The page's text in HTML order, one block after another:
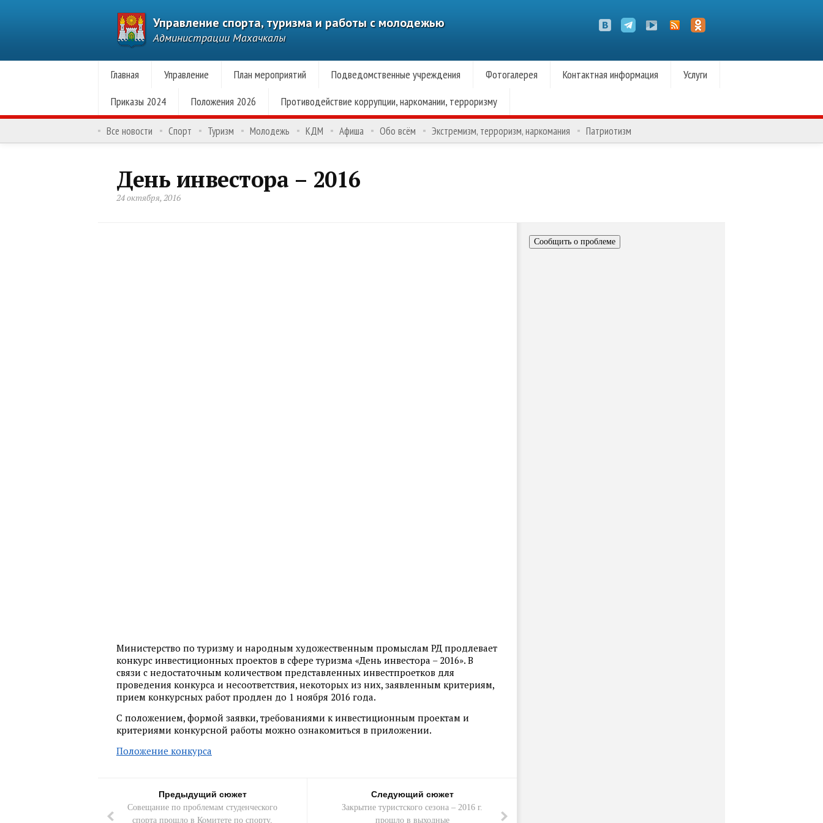
Управление спорта, туризма и работы с молодежью
Администрации Махачкалы
Главная Управление План мероприятий Подведомственные учреждения Фотогалерея Контактная информация
Услуги
Приказы 2024
Положения 2026 Противодействие коррупции, наркомании, терроризму
Все новости Спорт Туризм Молодежь КДМ Афиша Обо всём Экстремизм, терроризм, наркомания Патриотизм
День инвестора – 2016
24 октября, 2016
Министерство по туризму и народным художественным промыслам РД продлевает
конкурс инвестиционных проектов в сфере туризма «День инвестора – 2016». В
связи с недостаточным количеством представленных инвестпроетков для
проведения конкурса и несоответствия, некоторых из них, заявленным критериям,
прием конкурсных работ продлен до 1 ноября 2016 года.
С положением, формой заявки, требованиями к инвестиционным проектам и
критериями конкурсной работы можно ознакомиться в приложении.
Положение конкурса
Предыдущий сюжет
Совещание по проблемам студенческого
спорта прошло в Комитете по спорту,
Следующий сюжет
Закрытие туристского сезона – 2016 г.
прошло в выходные
Сообщить о проблеме